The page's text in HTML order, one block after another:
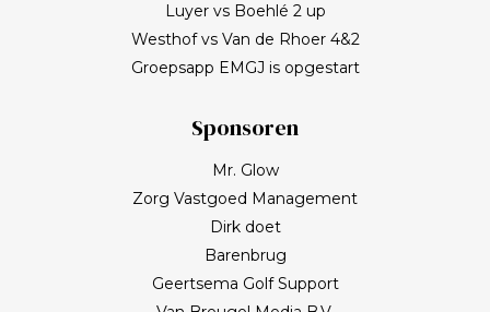
Luyer vs Boehlé 2 up
Westhof vs Van de Rhoer 4&2
Groepsapp EMGJ is opgestart
Sponsoren
Mr. Glow
Zorg Vastgoed Management
Dirk doet
Barenbrug
Geertsema Golf Support